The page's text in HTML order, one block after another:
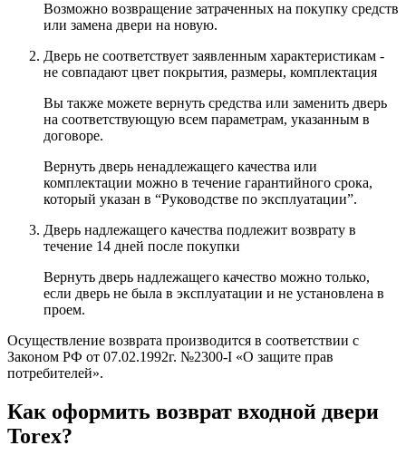
Возможно возвращение затраченных на покупку средств
или замена двери на новую.
Дверь не соответствует заявленным характеристикам -
не совпадают цвет покрытия, размеры, комплектация
Вы также можете вернуть средства или заменить дверь
на соответствующую всем параметрам, указанным в
договоре.
Вернуть дверь ненадлежащего качества или
комплектации можно в течение гарантийного срока,
который указан в “Руководстве по эксплуатации”.
Дверь надлежащего качества подлежит возврату в
течение 14 дней после покупки
Вернуть дверь надлежащего качество можно только,
если дверь не была в эксплуатации и не установлена в
проем.
Осуществление возврата производится в соответствии c
Законом РФ от 07.02.1992г. №2300-I «О защите прав
потребителей».
Как оформить возврат входной двери
Torex?